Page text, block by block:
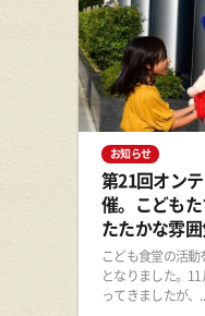
お知らせ
第21回オン
催。こども
たたかな雰囲
こども食堂の活
となりました。
ってきましたが、